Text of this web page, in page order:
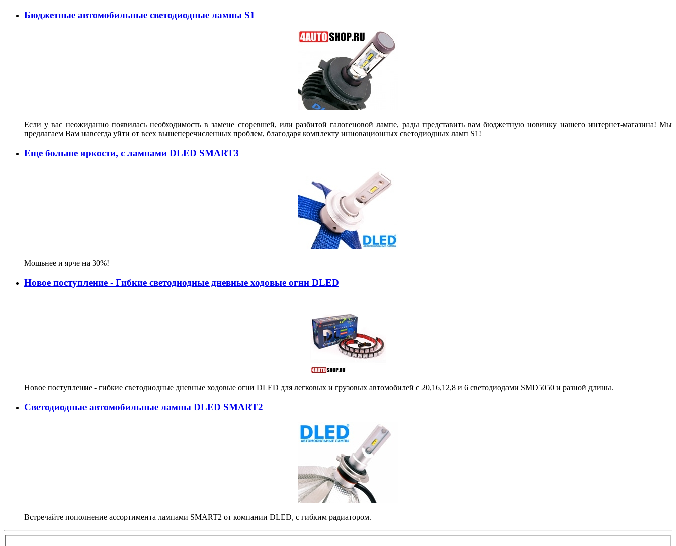
Бюджетные автомобильные светодиодные лампы S1
Если у вас неожиданно появилась необходимость в замене сгоревшей, или разбитой галогеновой лампе, рады представить вам бюджетную новинку нашего интернет-магазина! Мы
предлагаем Вам навсегда уйти от всех вышеперечисленных проблем, благодаря комплекту инновационных светодиодных ламп S1!
Еще больше яркости, с лампами DLED SMART3
Мощьнее и ярче на 30%!
Новое поступление - Гибкие светодиодные дневные ходовые огни DLED
Новое поступление - гибкие светодиодные дневные ходовые огни DLED для легковых и грузовых автомобилей с 20,16,12,8 и 6 светодиодами SMD5050 и разной длины.
Светодиодные автомобильные лампы DLED SMART2
Встречайте пополнение ассортимента лампами SMART2 от компании DLED, с гибким радиатором.